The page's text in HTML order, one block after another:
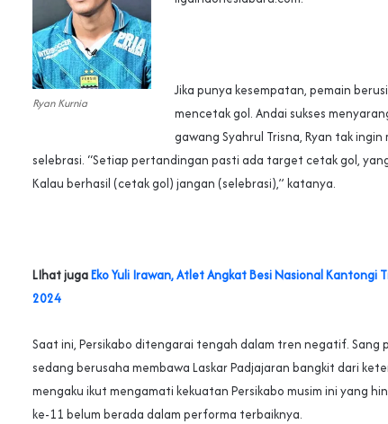
Ryan Kurnia
Jika punya kesempatan, pemain
mencetak gol. Andai sukses
gawang Syahrul Trisna, Ryan tak ingin
selebrasi. “Setiap pertandingan pasti ada target cetak gol,
Kalau berhasil (cetak gol) jangan (selebrasi),” katanya.
LIhat jugaEko Yuli Irawan, Atlet Angkat Besi Nasional Kantongi
2024
Saat ini, Persikabo ditengarai tengah dalam tren negatif. Sang
sedang berusaha membawa Laskar Padjajaran bangkit dari
mengaku ikut mengamati kekuatan Persikabo musim ini yang
ke-11 belum berada dalam performa terbaiknya.